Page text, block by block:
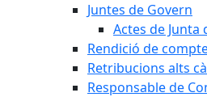
Juntes de Govern
Actes de Junta
Rendició de
Retribucions alts
Responsable de